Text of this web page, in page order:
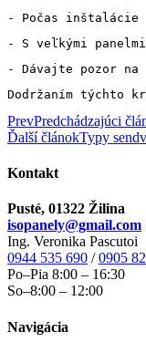
- Počas inštalácie
- S veľkými
- Dávajte pozor
Dodržaním týchto
PrevPredchádzajúci
Ďalší článokTypy
Kontakt
Pusté, 01322 Žilina
isopanely@gmail.com
Ing. Veronika Pascutoi
0944 535 690 /0905
Po–Pia 8:00 – 16:30
So–8:00 – 12:00
Navigácia